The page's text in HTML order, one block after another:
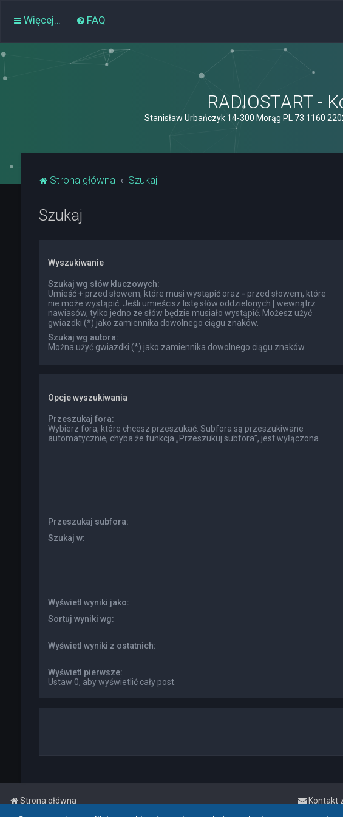
Więcej… FAQ
RADIOSTART -
Stanisław Urbańczyk 14-300 Morąg PL 73 1160
Strona główna Szukaj
Szukaj
Wyszukiwanie
Szukaj wg słów kluczowych:
Umieść+ przed słowem, które musi wystąpić oraz - przed słowem, które
nie może wystąpić. Jeśli umieścisz listę słów oddzielonych
wewnątrz
nawiasów, tylko jedno ze słów będzie musiało wystąpić. Możesz użyć
gwiazdki (*) jako zamiennika dowolnego ciągu znaków.
Szukaj wg autora:
Można użyć gwiazdki (*) jako zamiennika dowolnego ciągu znaków.
Opcje wyszukiwania
Przeszukaj fora:
Wybierz fora, które chcesz przeszukać. Subfora są przeszukiwane
automatycznie, chyba że funkcja „Przeszukuj subfora”, jest wyłączona.
Przeszukaj subfora:
Szukaj w:
Wyświetl wyniki jako:
Sortuj wyniki wg:
Wyświetl wyniki z ostatnich:
Wyświetl pierwsze:
Ustaw 0, aby wyświetlić cały post.
Strona główna Kontakt